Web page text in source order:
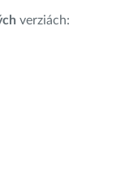
verziách: